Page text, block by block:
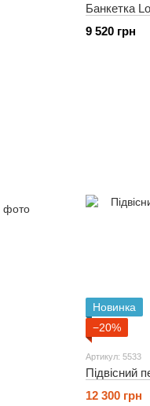
Банкетка
9 520 грн
Новинка
−20%
Артикул: 5533
Підвісний
12 300 грн